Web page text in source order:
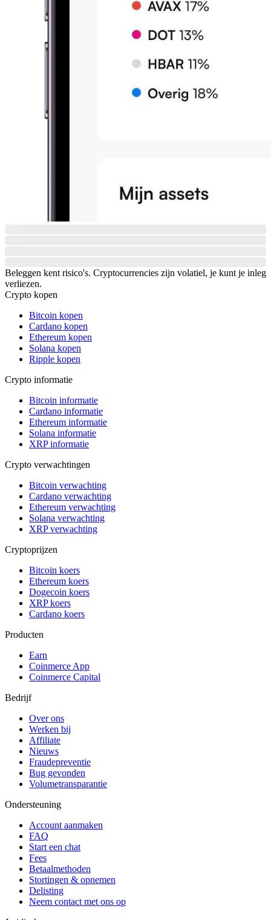
Beleggen kent risico's. Cryptocurrencies zijn volatiel, je kunt je inleg
verliezen.
Crypto kopen
Bitcoin kopen
Cardano kopen
Ethereum kopen
Solana kopen
Ripple kopen
Crypto informatie
Bitcoin informatie
Cardano informatie
Ethereum informatie
Solana informatie
XRP informatie
Crypto verwachtingen
Bitcoin verwachting
Cardano verwachting
Ethereum verwachting
Solana verwachting
XRP verwachting
Cryptoprijzen
Bitcoin koers
Ethereum koers
Dogecoin koers
XRP koers
Cardano koers
Producten
Earn
Coinmerce App
Coinmerce Capital
Bedrijf
Over ons
Werken bij
Affiliate
Nieuws
Fraudepreventie
Bug gevonden
Volumetransparantie
Ondersteuning
Account aanmaken
FAQ
Start een chat
Fees
Betaalmethoden
Stortingen & opnemen
Delisting
Neem contact met ons op